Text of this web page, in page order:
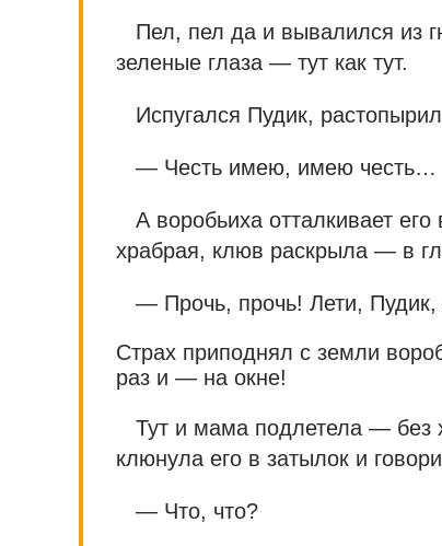
Пел, пел да и вывалился из
зеленые глаза — тут как тут.
Испугался Пудик,
— Честь имею, имею честь…
А воробьиха отталкивает
храбрая, клюв раскрыла — в
— Прочь, прочь! Лети,
Страх приподнял с земли
раз и — на окне!
Тут и мама подлетела — без
клюнула его в затылок и
— Что, что?